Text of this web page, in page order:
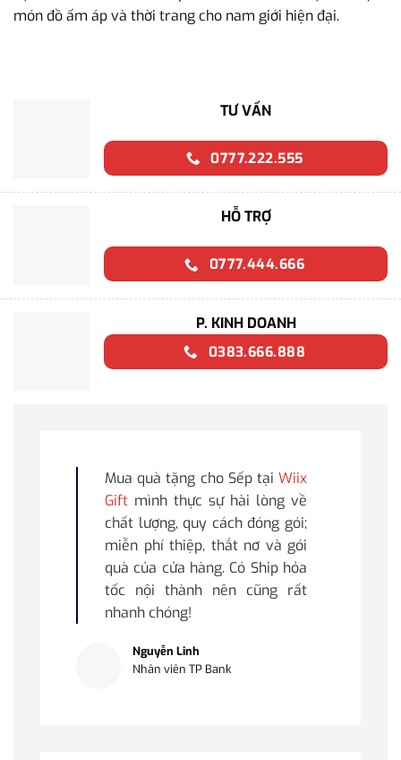
món đồ ấm áp và thời trang cho nam giới hiện đại.
TƯ VẤN
0777.222.555
HỖ TRỢ
0777.444.666
P. KINH DOANH
0383.666.888
Mua quà tặng cho Sếp tại Wiix
Gift mình thực sự hài lòng về
chất lượng, quy cách đóng gói;
miễn phí thiệp, thắt nơ và gói
quà của cửa hàng. Có Ship hỏa
tốc nội thành nên cũng rất
nhanh chóng!
Nguyễn Linh
Nhân viên TP Bank